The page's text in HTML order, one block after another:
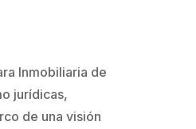
Inmobiliaria de
jurídicas,
de una visión